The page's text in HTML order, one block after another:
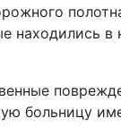
находились в
больницу